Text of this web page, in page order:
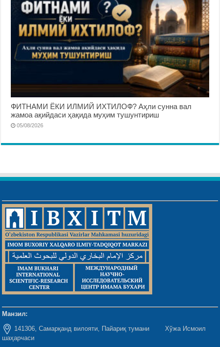
ФИТНАМИ ЁКИ ИЛМИЙ ИХТИЛОФ? Аҳли сунна вал
жамоа ақийдаси ҳақида муҳим тушунтириш
05/08/2026
Манзил:
141306, Самарқанд вилояти, Пайариқ тумани Хўжа Исмоил
шаҳарчаси